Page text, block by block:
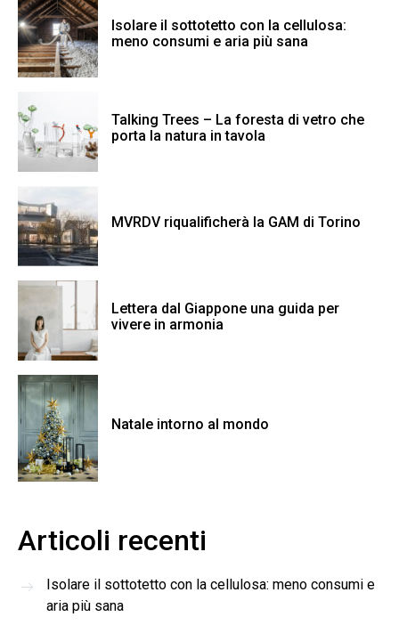
Isolare il sottotetto con la cellulosa:
meno consumi e aria più sana
Talking Trees – La foresta di vetro che
porta la natura in tavola
MVRDV riqualificherà la GAM di Torino
Lettera dal Giappone una guida per
vivere in armonia
Natale intorno al mondo
Articoli recenti
Isolare il sottotetto con la cellulosa: meno consumi e
aria più sana